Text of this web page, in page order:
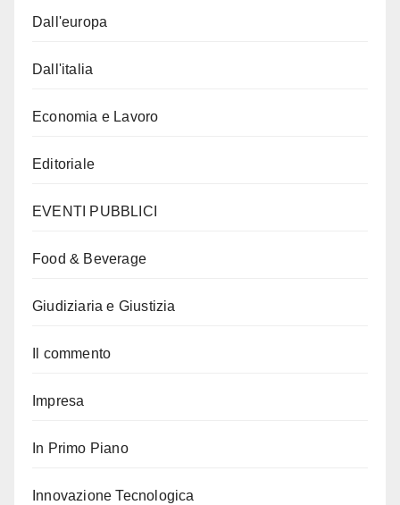
Dall'europa
Dall'italia
Economia e Lavoro
Editoriale
EVENTI PUBBLICI
Food & Beverage
Giudiziaria e Giustizia
Il commento
Impresa
In Primo Piano
Innovazione Tecnologica